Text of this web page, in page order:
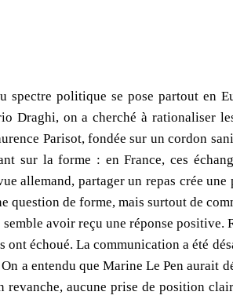
spectre politique se pose partout en
Draghi, on a cherché à rationaliser
Parisot, fondée sur un cordon
sur la forme : en France, ces
allemand, partager un repas crée
question de forme, mais surtout de
semble avoir reçu une réponse positive.
échoué. La communication a été
a entendu que Marine Le Pen aurait
aucune prise de position